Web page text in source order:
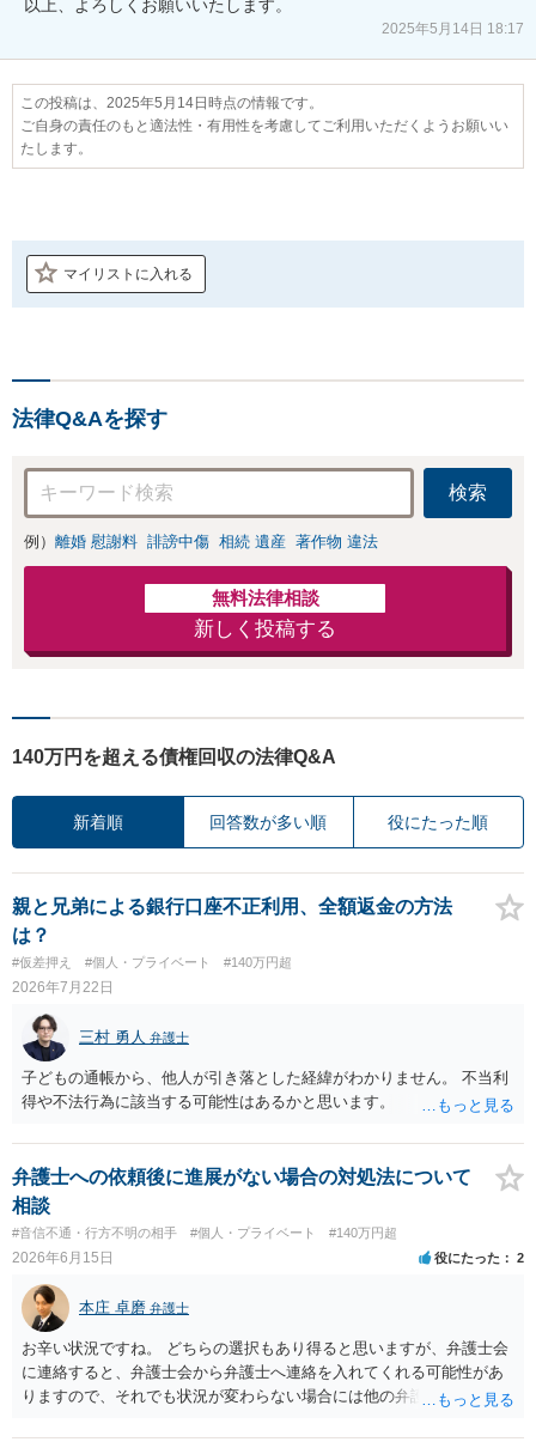
2025年5月14日 18:17
この投稿は、2025年5月14日時点の情報です。
ご自身の責任のもと適法性・有用性を考慮してご利用いただくようお願いい
たします。
マイリストに入れる
法律Q&Aを探す
検索
例） 離婚 慰謝料 誹謗中傷 相続 遺産 著作物 違法
無料法律相談
新しく投稿する
140万円を超える債権回収の法律Q&A
新着順 回答数が多い順 役にたった順
親と兄弟による銀行口座不正利用、全額返金の方法
は？
#仮差押え #個人・プライベート #140万円超
2026年7月22日
三村 勇人 弁護士
子どもの通帳から、他人が引き落とした経緯がわかりません。 不当利
得や不法行為に該当する可能性はあるかと思います。
弁護士への依頼後に進展がない場合の対処法について
相談
#音信不通・行方不明の相手 #個人・プライベート #140万円超
2026年6月15日 役にたった 2
本庄 卓磨 弁護士
お辛い状況ですね。 どちらの選択もあり得ると思いますが、弁護士会
に連絡すると、弁護士会から弁護士へ連絡を入れてくれる可能性があ
りますので、それでも状況が変わらない場合には他の弁護士を探すと